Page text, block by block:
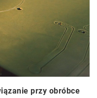
przy obróbce